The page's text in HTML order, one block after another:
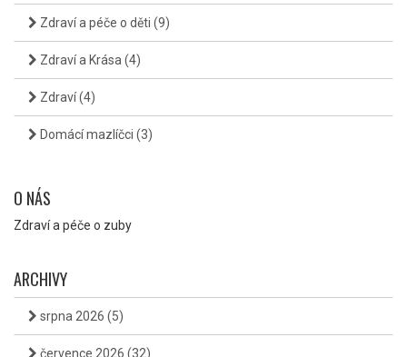
Zdraví a péče o děti (9)
Zdraví a Krása (4)
Zdraví(4)
Domácí mazlíčci (3)
O NÁS
Zdraví a péče o zuby
ARCHIVY
srpna 2026 (5)
července 2026 (32)